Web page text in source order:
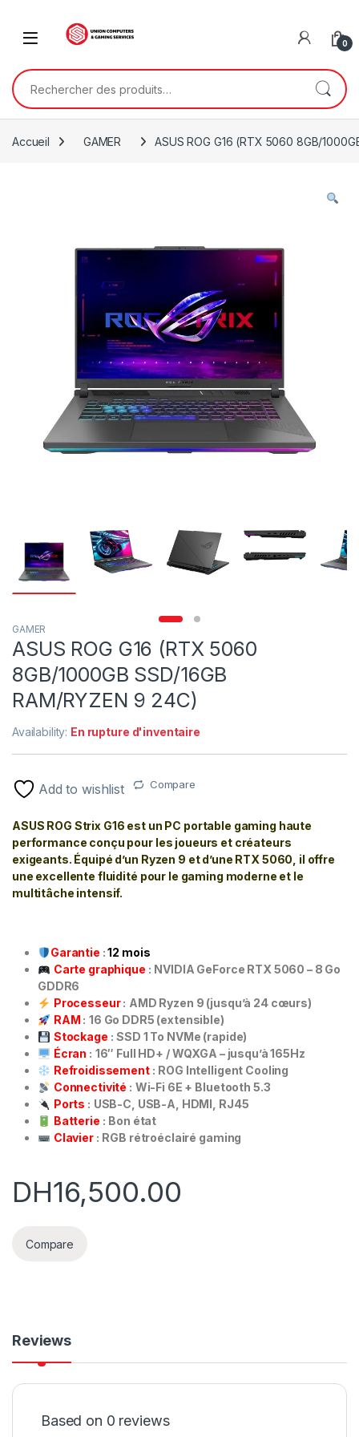
0
Rechercher :
Accueil GAMER ASUS ROG G16 (RTX 5060 8GB/
GAMER
ASUS ROG G16 (RTX 5060
8GB/1000GB SSD/16GB
RAM/RYZEN 9 24C)
Availability: En rupture d'inventaire
Add to wishlist Compare
ASUS ROG Strix G16 est un PC portable gaming haute
performance conçu pour les joueurs et créateurs
exigeants. Équipé d’un Ryzen 9 et d’une RTX 5060, il offre
une excellente fluidité pour le gaming moderne et le
multitâche intensif.
Garantie :12 mois
Carte graphique : NVIDIA GeForce RTX 5060 – 8 Go
GDDR6
Processeur: AMD Ryzen 9 (jusqu’à 24 cœurs)
RAM : 16 Go DDR5 (extensible)
Stockage : SSD 1 To NVMe (rapide)
Écran : 16″ Full HD+ / WQXGA – jusqu’à 165Hz
Refroidissement: ROG Intelligent Cooling
Connectivité : Wi-Fi 6E + Bluetooth 5.3
Ports : USB-C, USB-A, HDMI, RJ45
Batterie : Bon état
Clavier: RGB rétroéclairé gaming
DH16,500.00
Compare
Reviews
Based on 0 reviews